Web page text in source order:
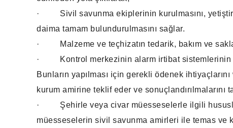
· Sivil savunma ekiplerinin kurulmasını,
daima tamam bulundurulmasını sağlar.
·
Malzeme ve teçhizatın tedarik, bakım ve
·
Kontrol merkezinin alarm irtibat sistemlerinin
Bunların yapılması için gerekli ödenek
kurum amirine teklif eder ve sonuçlandırılmalarını
· Şehirle veya civar müesseselerle ilgili
müesseselerin sivil savunma amirleri ile temas ve